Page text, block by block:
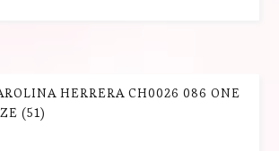
HERRERA CH0026 086 ONE
(51)